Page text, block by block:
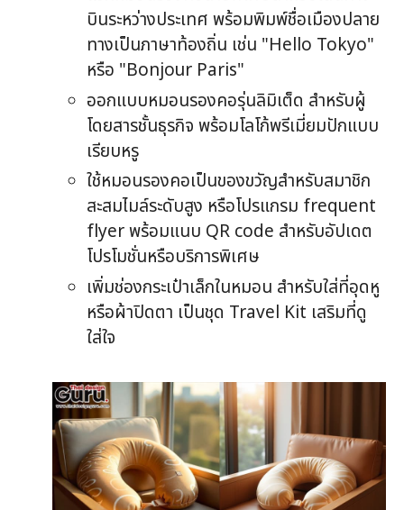
บินระหว่างประเทศ พร้อมพิมพ์ชื่อเมืองปลาย
ทางเป็นภาษาท้องถิ่น เช่น "Hello Tokyo"
หรือ "Bonjour Paris"
ออกแบบหมอนรองคอรุ่นลิมิเต็ด สำหรับผู้
โดยสารชั้นธุรกิจ พร้อมโลโก้พรีเมี่ยมปักแบบ
เรียบหรู
ใช้หมอนรองคอเป็นของขวัญสำหรับสมาชิก
สะสมไมล์ระดับสูง หรือโปรแกรม frequent
flyer พร้อมแนบ QR code สำหรับอัปเดต
โปรโมชั่นหรือบริการพิเศษ
เพิ่มช่องกระเป๋าเล็กในหมอน สำหรับใส่ที่อุดหู
หรือผ้าปิดตา เป็นชุด Travel Kit เสริมที่ดู
ใส่ใจ